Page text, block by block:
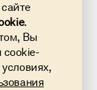
.
Вы
cookie-